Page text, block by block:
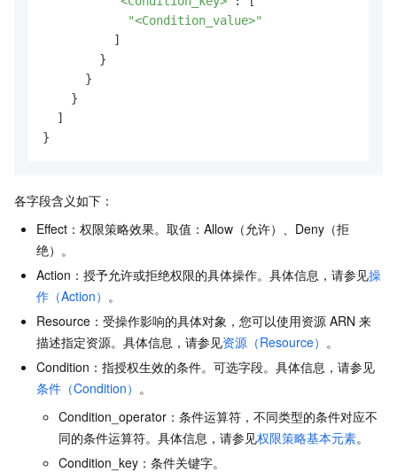
"<Condition_value>"
          ]
        }
      }
    }
  ]
}
各字段含义如下：
Effect：权限策略效果。取值：Allow（允许）、Deny（拒
绝）。
Action：授予允许或拒绝权限的具体操作。具体信息，请参见操
作（Action） 。
Resource：受操作影响的具体对象，您可以使用资源 ARN 来
描述指定资源。具体信息，请参见资源（Resource） 。
Condition：指授权生效的条件。可选字段。具体信息，请参见
条件（Condition） 。
Condition_operator：条件运算符，不同类型的条件对应不
同的条件运算符。具体信息，请参见权限策略基本元素。
Condition_key：条件关键字。